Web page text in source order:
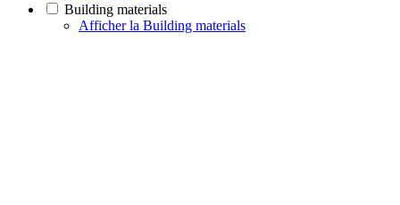
Building materials
Afficher la Building materials